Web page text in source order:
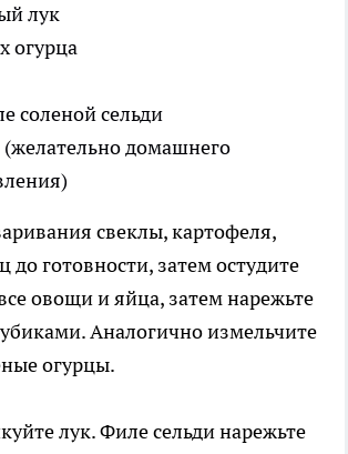
лук
огурца
соленой сельди
домашнего
свеклы, картофеля,
до готовности, затем остудите
овощи и яйца, затем нарежьте
Аналогично измельчите
огурцы.
лук. Филе сельди нарежьте